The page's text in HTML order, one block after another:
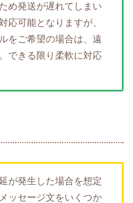
め発送が遅れてしまい
応可能となりますが、
をご希望の場合は、遠
できる限り柔軟に対応
が発生した場合を想定
ッセージ文をいくつか